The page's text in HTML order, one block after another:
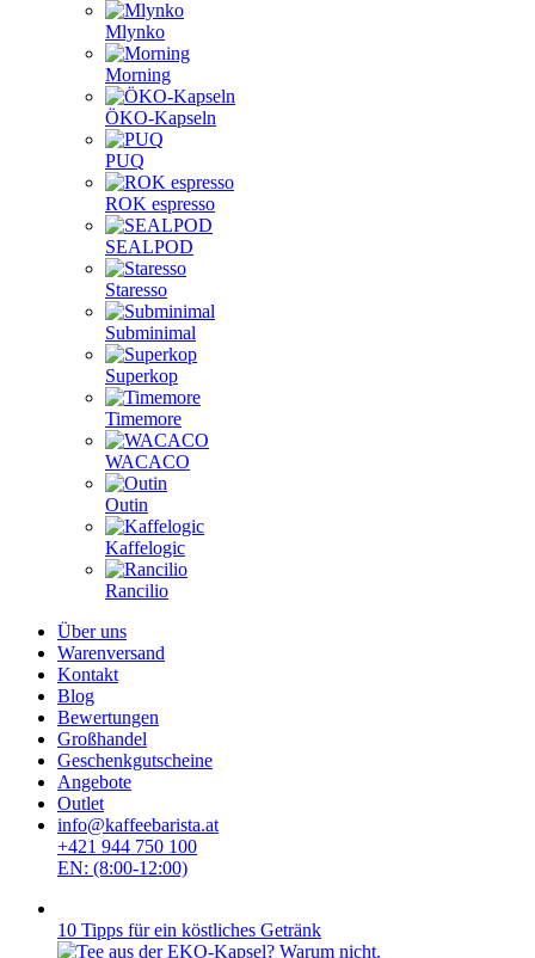
Mlynko
Morning
ÖKO-Kapseln
PUQ
ROK espresso
SEALPOD
Staresso
Subminimal
Superkop
Timemore
WACACO
Outin
Kaffelogic
Rancilio
Über uns
Warenversand
Kontakt
Blog
Bewertungen
Großhandel
Geschenkgutscheine
Angebote
Outlet
info@kaffeebarista.at
+421 944 750 100
EN: (8:00-12:00)
10 Tipps für ein köstliches Getränk